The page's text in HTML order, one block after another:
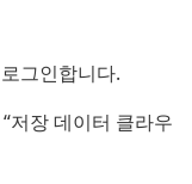
그인합니다.
저장 데이터 클라우